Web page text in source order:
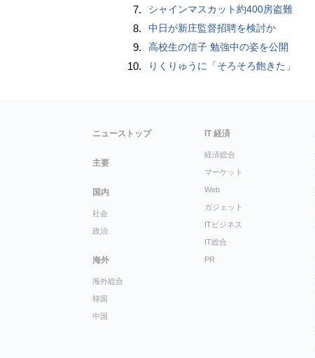
7. シャインマスカット約400房盗難
8. 中日が新庄監督招聘を検討か
9. 高校生の信子 勉強中の姿を公開
10. りくりゅうに「そろそろ飽きた」
ニューストップ
主要
国内
社会
政治
海外
海外総合
韓国
中国
IT 経済
経済総合
マーケット
Web
ガジェット
ITビジネス
IT総合
PR